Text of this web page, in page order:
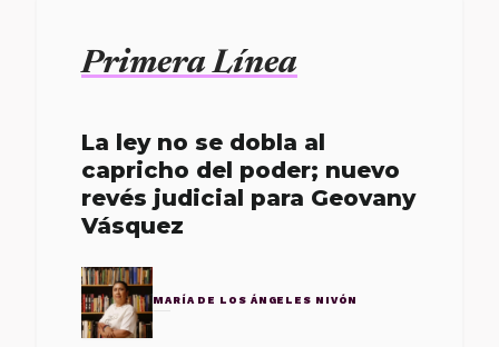
Primera Línea
La ley no se dobla al
capricho del poder; nuevo
revés judicial para Geovany
Vásquez
MARÍA DE LOS ÁNGELES NIVÓN